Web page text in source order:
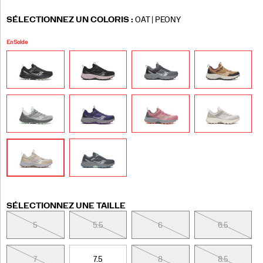
Variations
SÉLECTIONNEZ UN COLORIS : OAT | PEONY
En Solde
Variations
SÉLECTIONNEZ UNE TAILLE
5 5.5 6 6.5
7 7.5 8 8.5